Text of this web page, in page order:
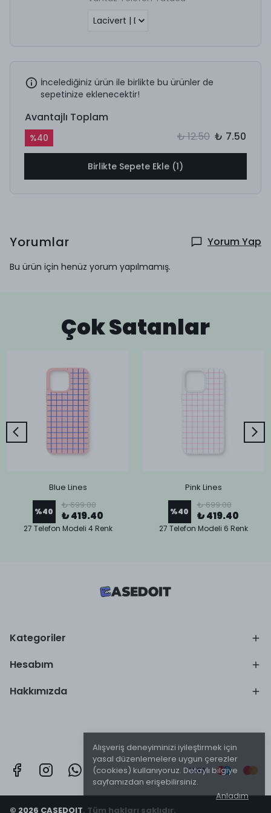
Alışveriş deneyiminizi iyileştirmek için
yasal düzenlemelere uygun çerezler
(cookies) kullanıyoruz. Detaylı bilgiye
sayfamızdan erişebilirsiniz.
Anladım
İncelediğiniz ürün ile birlikte bu ürünler de
sepetinize eklenecektir!
Avantajlı Toplam
%40 ₺ 12.50 ₺ 7.50
Birlikte Sepete Ekle (1)
Yorumlar Yorum Yap
Bu ürün için henüz yorum yapılmamış.
Çok Satanlar
Blue Lines
%40
₺ 699.00
₺ 419.40
27 Telefon Modeli 4 Renk
Pink Lines
%40
₺ 699.00
₺ 419.40
27 Telefon Modeli 6 Renk
Kategoriler
Hesabım
Hakkımızda
© 2026 CASEDOIT. Tüm hakları saklıdır.